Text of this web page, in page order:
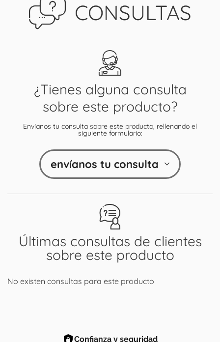
CONSULTAS
Últimas consultas de clientes
sobre este producto
No existen consultas para este producto
¿Tienes alguna consulta
sobre este producto?
Envíanos tu consulta sobre este producto, rellenando el
siguiente formulario:
envíanos tu consulta
Confianza y seguridad